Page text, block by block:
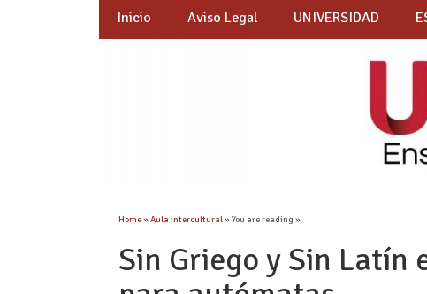
Inicio Aviso Legal UNIVERSIDAD
Home»Aula intercultural» You are reading »
Sin Griego y Sin Latín